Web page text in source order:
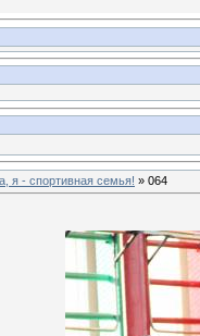
я - спортивная семья! » 064